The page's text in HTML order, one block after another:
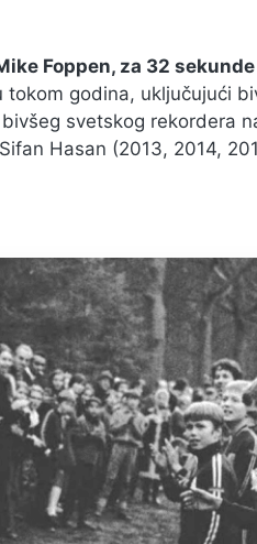
Foppen, za 32
godina, uključujući
svetskog rekordera
Hasan (2013, 2014,